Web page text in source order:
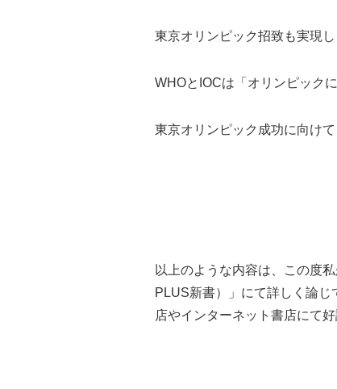
東京オリンピック招致も実現し
WHOとIOCは「オリンピック
東京オリンピック成功に向け
以上のような内容は、この度
PLUS新書）」にて詳しく論
店やインターネット書店にて好